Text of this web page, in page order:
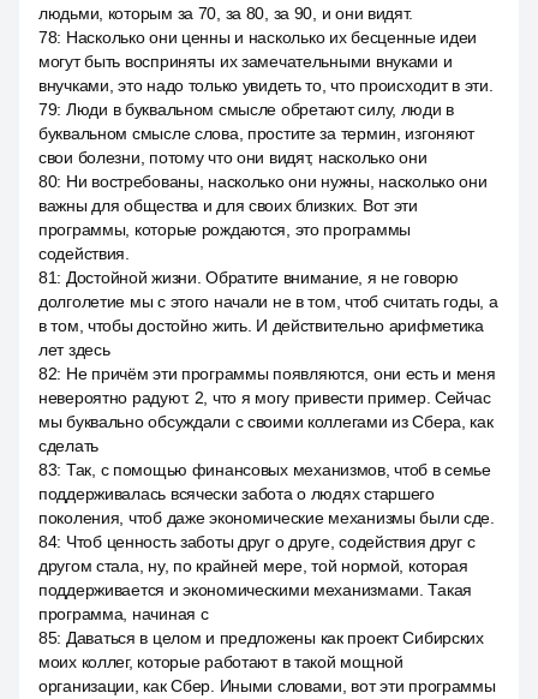
людьми, которым за 70, за 80, за 90, и они видят.
78: Насколько они ценны и насколько их бесценные идеи
могут быть восприняты их замечательными внуками и
внучками, это надо только увидеть то, что происходит в эти.
79: Люди в буквальном смысле обретают силу, люди в
буквальном смысле слова, простите за термин, изгоняют
свои болезни, потому что они видят, насколько они
80: Ни востребованы, насколько они нужны, насколько они
важны для общества и для своих близких. Вот эти
программы, которые рождаются, это программы
содействия.
81: Достойной жизни. Обратите внимание, я не говорю
долголетие мы с этого начали не в том, чтоб считать годы, а
в том, чтобы достойно жить. И действительно арифметика
лет здесь
82: Не причём эти программы появляются, они есть и меня
невероятно радуют. 2, что я могу привести пример. Сейчас
мы буквально обсуждали с своими коллегами из Сбера, как
сделать
83: Так, с помощью финансовых механизмов, чтоб в семье
поддерживалась всячески забота о людях старшего
поколения, чтоб даже экономические механизмы были сде.
84: Чтоб ценность заботы друг о друге, содействия друг с
другом стала, ну, по крайней мере, той нормой, которая
поддерживается и экономическими механизмами. Такая
программа, начиная с
85: Даваться в целом и предложены как проект Сибирских
моих коллег, которые работают в такой мощной
организации, как Сбер. Иными словами, вот эти программы